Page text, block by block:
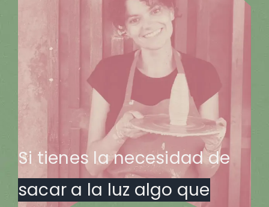
Si tienes la necesidad de
sacar a la luz algo que